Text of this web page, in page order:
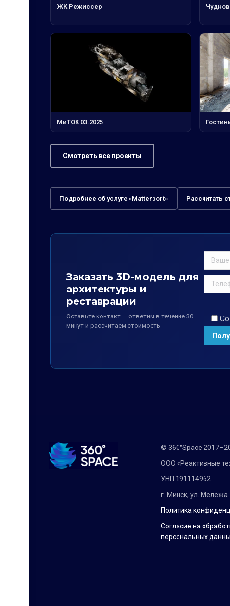
ЖК Режиссер
МиТОК 03.2025
Смотреть все проекты
Подробнее об услуге «Matterport» Рассчитать
Заказать 3D-модель для
архитектуры и
реставрации
Оставьте контакт — ответим в течение 30
минут и рассчитаем стоимость
© 360°Space
ООО «Реактивные
УНП 191114962
г. Минск, ул. Мележа
Политика
Согласие на
персональных